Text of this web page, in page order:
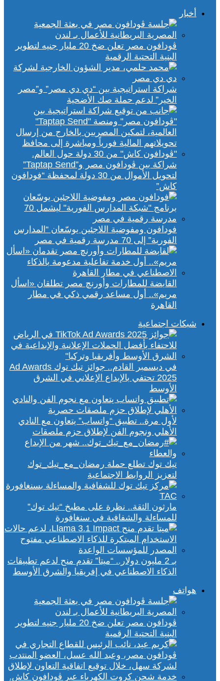
أخبار
ڤودافون مصر تعلن ضخ 20 مليار جنيه لتطوير
البنية التحتية الرقمية
شراكة استراتيجية بين “دي دي مصر” و”مصر
الخير” لدعم حملة صك الأضحية
شراكة بين ڤودافون مصر و”Taptap Send”
لتحويل الأموال من 30 دولة لمحفظة “فودافون
كاش”
فودافون ومفوضية اللاجئين يوسّعان “المدارس
الفورية” إلى 70 مدرسة رقمية في مصر
القابضة للمطارات وأورنچ مصر تطلقان «اسأل
مريم».. أول مساعد رقمي ذكي في مطار
القاهرة
شبكات اجتماعية
في ديسمبر القادم.. جوائز تيك توك Ad Awards
2025 تحتفي بالإبداع الإعلاني في الشرق
الأوسط
لأول مرة.. تطبيق “واتساب” يتعاون مع النادي
الأهلي ونجوم الفن لإطلاق حزم ملصقات
تيك توك تطلع حملة رمضان_مع_تيك_توك
لتعزيز الروابط الاجتماعية
مارثون الثقة.. نظرة على مطبخ “تيك توك”
للمساءلة والشفافية في سنغافورة
بـ 2 مليون دولار.. “ميتا” تقدم منح لدعم تطبيقات
الذكاء الاصطناعي في إفريقيا والشرق الأوسط
هواتف
ڤودافون مصر تعلن ضخ 20 مليار جنيه لتطوير
البنية التحتية الرقمية